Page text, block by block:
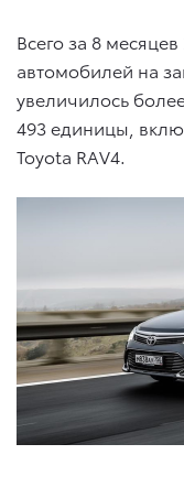
Всего за 8
автомобилей на
увеличилось
493 единицы,
Toyota RAV4.